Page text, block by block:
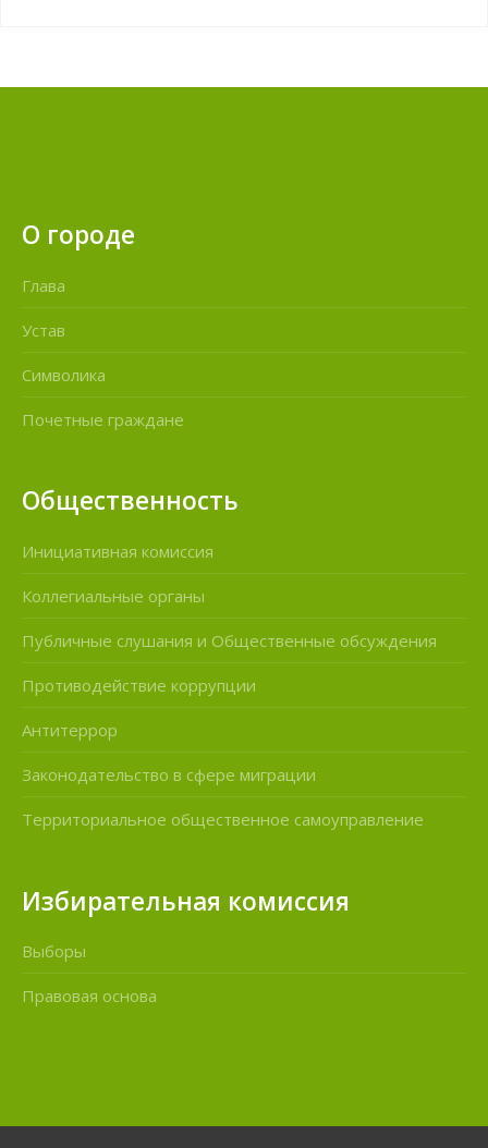
О городе
Глава
Устав
Символика
Почетные граждане
Общественность
Инициативная комиссия
Коллегиальные органы
Публичные слушания и Общественные обсуждения
Противодействие коррупции
Антитеррор
Законодательство в сфере миграции
Территориальное общественное самоуправление
Избирательная комиссия
Выборы
Правовая основа